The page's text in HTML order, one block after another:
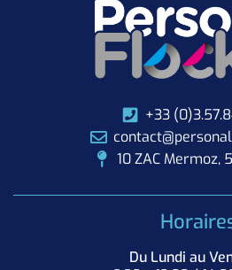
+33
10 ZAC Mermoz,
Du Lundi au